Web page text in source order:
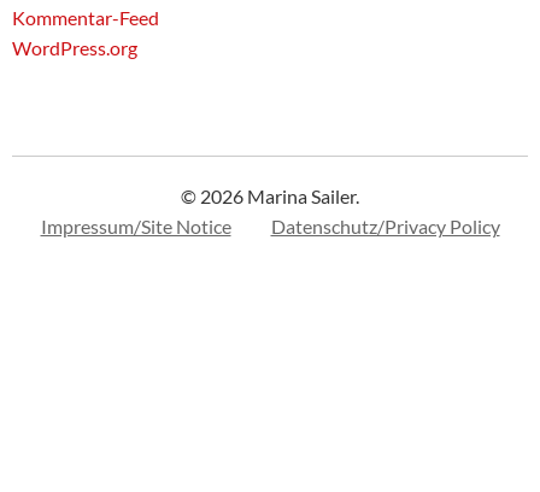
Kommentar-Feed
WordPress.org
© 2026 Marina Sailer.
Impressum/Site Notice
Datenschutz/Privacy Policy